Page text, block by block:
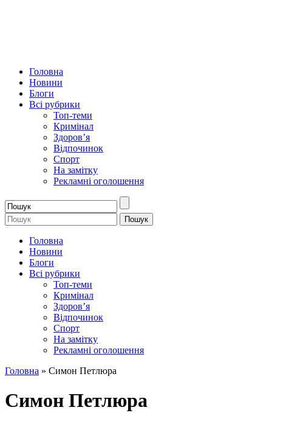
Головна
Новини
Блоги
Всі рубрики
Топ-теми
Кримінал
Здоров’я
Відпочинок
Спорт
На замітку
Рекламні оголошення
Головна
Новини
Блоги
Всі рубрики
Топ-теми
Кримінал
Здоров’я
Відпочинок
Спорт
На замітку
Рекламні оголошення
Головна » Симон Петлюра
Симон Петлюра